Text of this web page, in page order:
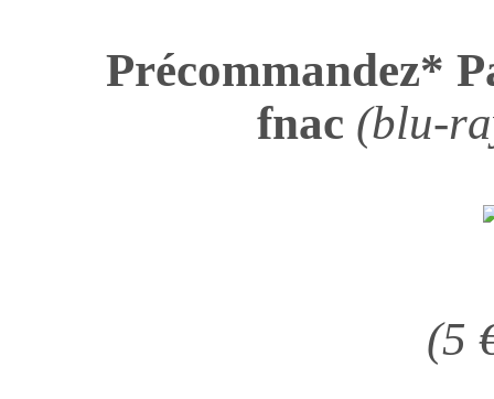
Précommandez*
fnac (blu-
(5